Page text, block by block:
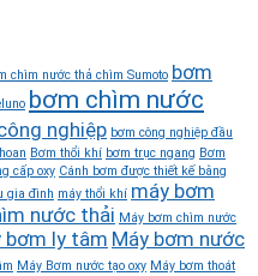
chìm nước thả chìm Sumoto bơm
bơm chìm nước
nghiệp bơm công nghiệp đầu
Bơm thổi khí bơm trục ngang Bơm
cấp oxy Cánh bơm được thiết kế bằng
gia đình máy thổi khí máy bơm
nước thải Máy bơm chìm nước
bơm ly tâm Máy bơm nước
Máy Bơm nước tạo oxy Máy bơm thoát